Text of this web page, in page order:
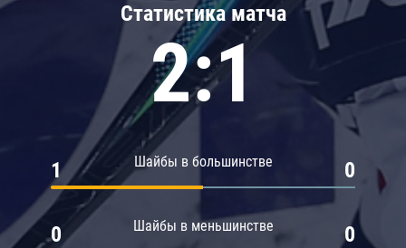
Статистика матча
2:1
Шайбы в большинстве
1 0
Шайбы в меньшинстве
0 0